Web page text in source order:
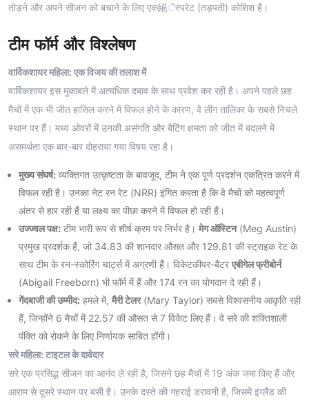
तोड़ने और अपने सीजन को बचाने के लिए एक絕ेस्परेट (तड़पती) कोशिश है।
टीम फॉर्म और विश्लेषण
वार्विकशायर महिला: एक विजय की तलाश में
वार्विकशायर इस मुकाबले में अत्यधिक दबाव के साथ प्रवेश कर रही है। अपने पहले छह
मैचों में एक भी जीत हासिल करने में विफल होने के कारण, वे लीग तालिका के सबसे निचले
स्थान पर हैं। मध्य ओवरों में उनकी असंगति और बैटिंग क्षमता को जीत में बदलने में
असमर्थता एक बार-बार दोहराया गया विषय रहा है।
मुख्य संघर्ष: व्यक्तिगत उत्कृष्टता के बावजूद, टीम ने एक पूर्ण प्रदर्शन एकत्रित करने में
विफल रही है। उनका नेट रन रेट (NRR) इंगित करता है कि वे मैचों को महत्वपूर्ण
अंतर से हार रही हैं या लक्ष्य का पीछा करने में विफल हो रही हैं।
उज्ज्वल पक्ष: टीम भारी रूप से शीर्ष क्रम पर निर्भर है। मेग ऑस्टिन(Meg Austin)
प्रमुख प्रदर्शक हैं, जो 34.83 की शानदार औसत और 129.81 की स्ट्राइक रेट के
साथ टीम के रन-स्कोरिंग चार्ट्स में अग्रणी हैं। विकेटकीपर-बैटर एबीगेल फ्रीबोर्न
(Abigail Freeborn) भी फॉर्म में हैं और 174 रन का योगदान दे रही हैं।
गेंदबाजी की उम्मीद: हमले में, मैरी टेलर(Mary Taylor) सबसे विश्वसनीय आकृति रही
हैं, जिन्होंने 6 मैचों में 22.57 की औसत से 7 विकेट लिए हैं। वे सरे की शक्तिशाली
पंक्ति को रोकने के लिए निर्णायक साबित होंगी।
सरे महिला: टाइटल के दावेदार
सरे एक प्रसिद्ध सीजन का आनंद ले रही है, जिसने छह मैचों में 19 अंक जमा किए हैं और
आराम से दूसरे स्थान पर बसी है। उनके दस्ते की गहराई डरावनी है, जिसमें इंग्लैंड की